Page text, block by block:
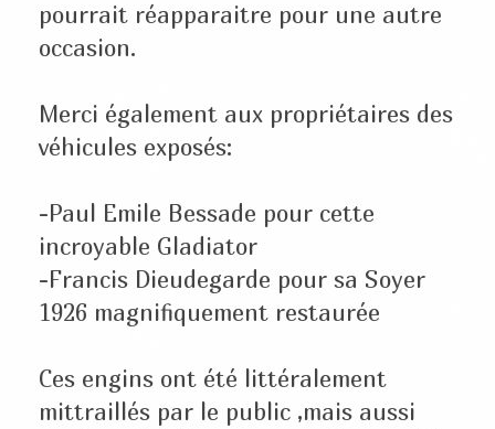
pourrait réapparaitre pour une autre
occasion.
Merci également aux propriétaires des
véhicules exposés:
-Paul Emile Bessade pour cette
incroyable Gladiator
-Francis Dieudegarde pour sa Soyer
1926 magnifiquement restaurée
Ces engins ont été littéralement
mittraillés par le public ,mais aussi